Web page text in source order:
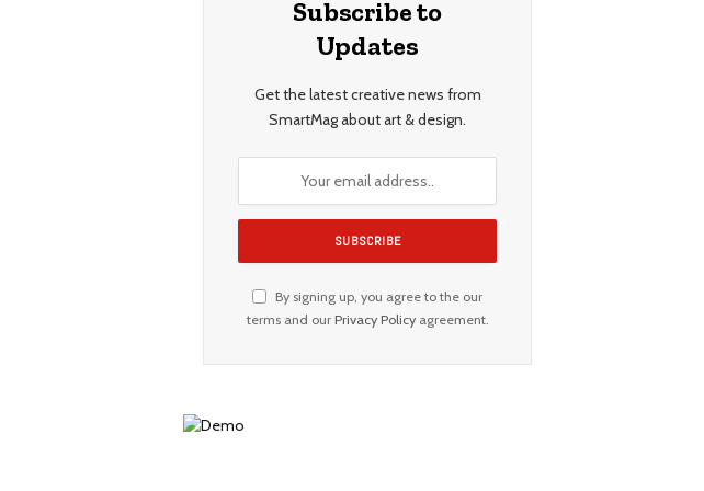
Subscribe to
Updates
Get the latest creative news from
SmartMag about art & design.
By signing up, you agree to the our
terms and our Privacy Policyagreement.